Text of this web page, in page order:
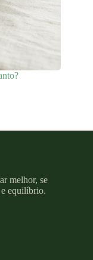
melhor, se
equilíbrio.